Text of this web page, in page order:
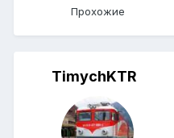
Прохожие
TimychKTR